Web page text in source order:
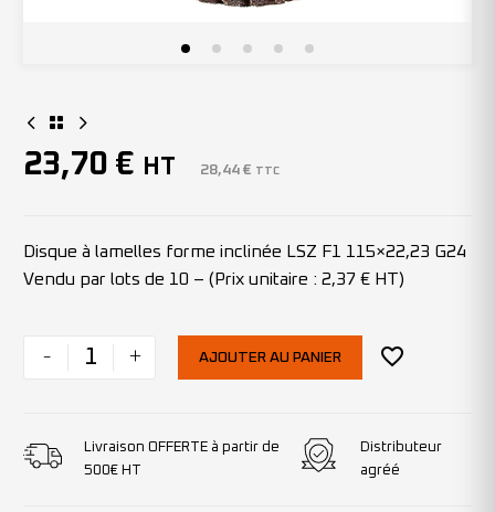
23,70 € HT 28,44 € TTC
Disque à lamelles forme inclinée LSZ F1 115×22,23 G24
Vendu par lots de 10 – (Prix unitaire : 2,37 € HT)
- + AJOUTER AU PANIER
Livraison OFFERTE à partir de
500€ HT
Distributeur
agréé